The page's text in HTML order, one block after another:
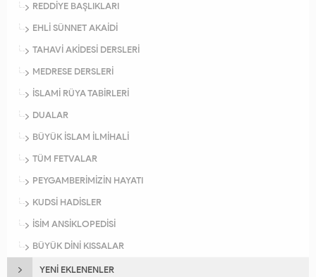
REDDİYE BAŞLIKLARI
EHLİ SÜNNET AKAİDİ
TAHAVİ AKİDESİ DERSLERİ
MEDRESE DERSLERİ
İSLAMİ RÜYA TABİRLERİ
DUALAR
BÜYÜK İSLAM İLMİHALİ
TÜM FETVALAR
PEYGAMBERİMİZİN HAYATI
KUDSİ HADİSLER
İSİM ANSİKLOPEDİSİ
BÜYÜK DİNİ KISSALAR
YENİ EKLENENLER